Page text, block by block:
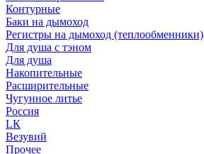
Контурные
Баки на дымоход
Регистры на дымоход (теплообменники)
Для душа с тэном
Для душа
Накопительные
Расширительные
Чугунное литье
Россия
LК
Везувий
Прочее